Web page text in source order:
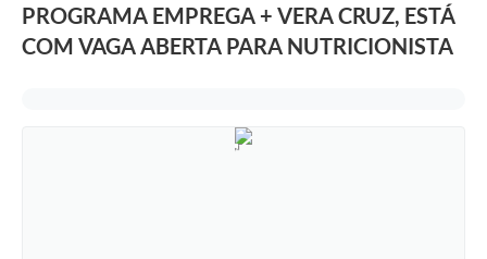
PROGRAMA EMPREGA + VERA CRUZ, ESTÁ
COM VAGA ABERTA PARA NUTRICIONISTA